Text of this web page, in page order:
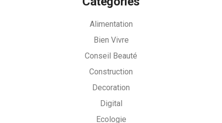
Alimentation
Bien Vivre
Conseil Beauté
Construction
Decoration
Digital
Ecologie